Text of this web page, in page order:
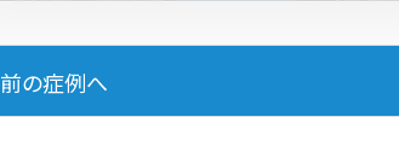
前の症例へ